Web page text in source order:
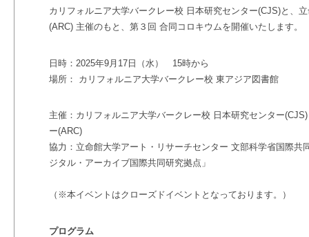
カリフォルニア大学バークレー校 日本研究センター(CJS)と、
(ARC) 主催のもと、第３回 合同コロキウムを開催いたします。
日時：2025年9月17日（水） 15時から
場所： カリフォルニア大学バークレー校 東アジア図書館
主催：カリフォルニア大学バークレー校 日本研究センター
ー(ARC)
協力： 立命館大学アート・リサーチセンター 文部科学省国際共
ジタル・アーカイブ国際共同研究拠点」
（※本イベントはクローズドイベントとなっております。）
プログラム